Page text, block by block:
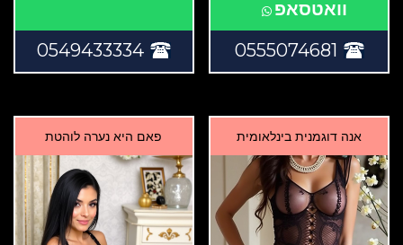
וואטסאפ
0555074681
0549433334
אנה דוגמנית בינלאומית פאם היא נערה לוהטת